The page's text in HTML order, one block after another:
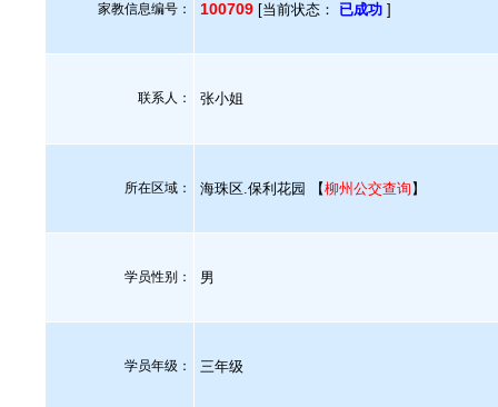
家教信息编号： 100709 [当前状态： 已成功 ]
联系人： 张小姐
所在区域： 海珠区.保利花园 【柳州公交查询 】
学员性别： 男
学员年级： 三年级